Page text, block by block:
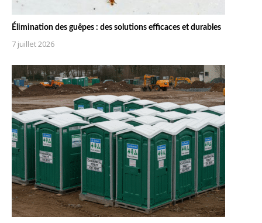
Élimination des guêpes : des solutions efficaces et durables
7 juillet 2026